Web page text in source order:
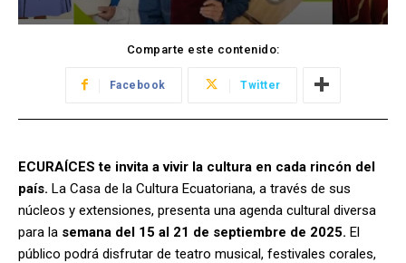
Comparte este contenido:
Facebook Twitter
ECURAÍCES te invita a vivir la cultura en cada rincón del
país. La Casa de la Cultura Ecuatoriana, a través de sus
núcleos y extensiones, presenta una agenda cultural diversa
para la semana del 15 al 21 de septiembre de 2025. El
público podrá disfrutar de teatro musical, festivales corales,